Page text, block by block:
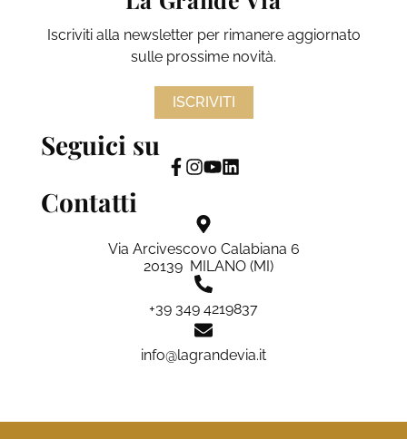
Contatti
Via Arcivescovo Calabiana 6
20139 MILANO (MI)
+39 349 4219837
info@lagrandevia.it
Seguici su
Iscriviti alla newsletter per rimanere aggiornato
sulle prossime novità.
ISCRIVITI